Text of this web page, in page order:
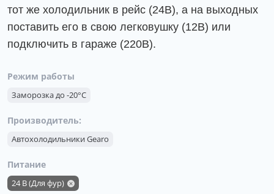
тот же холодильник в рейс (24В), а на выходных
поставить его в свою легковушку (12В) или
подключить в гараже (220В).
Режим работы
Заморозка до -20°C
Производитель:
Автохолодильники Gearo
Питание
24 В (Для фур)